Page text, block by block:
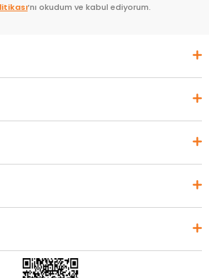
’nı okudum ve kabul ediyorum.